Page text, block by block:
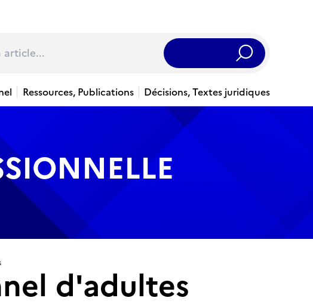
Rechercher
Ressources, Publications Décisions, Textes juridiques
d'adultes